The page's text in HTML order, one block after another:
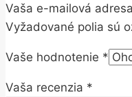
Vaša e-mailová
Vyžadované polia sú
Vaše hodnotenie *
Vaša recenzia *